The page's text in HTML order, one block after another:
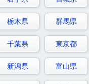
栃木県 群馬県
千葉県 東京都
新潟県 富山県